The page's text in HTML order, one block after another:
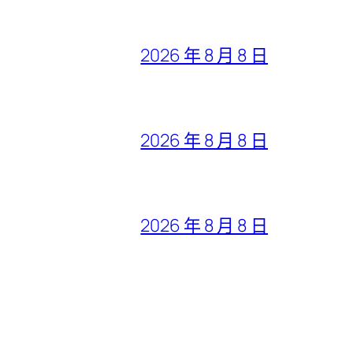
2026 年 8 月 8 日
2026 年 8 月 8 日
2026 年 8 月 8 日